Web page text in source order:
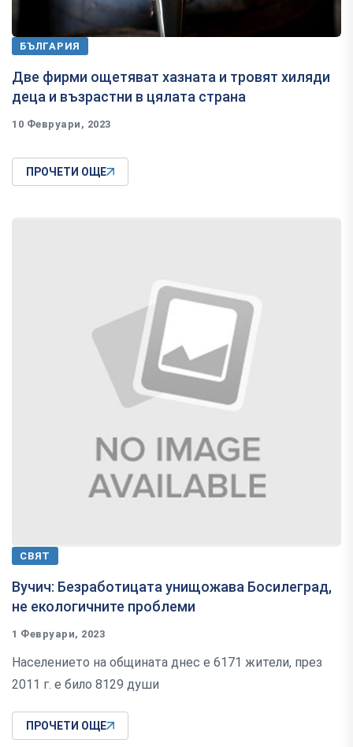
БЪЛГАРИЯ
Две фирми ощетяват хазната и тровят хиляди
деца и възрастни в цялата страна
10 Февруари, 2023
ПРОЧЕТИ ОЩЕ
СВЯТ
Вучич: Безработицата унищожава Босилеград,
не екологичните проблеми
1 Февруари, 2023
Населението на общината днес е 6171 жители, през
2011 г. е било 8129 души
ПРОЧЕТИ ОЩЕ